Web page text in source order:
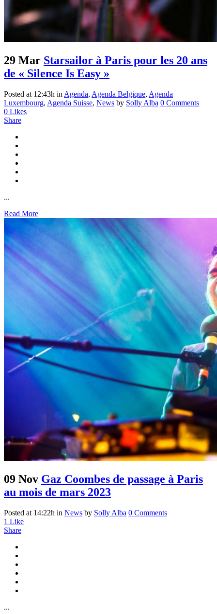
29 Mar Starsailor à Paris pour les 20 ans
de « Silence Is Easy »
Posted at 12:43h in Agenda, Agenda Belgique, Agenda
Luxembourg, Agenda Suisse, News by Solly Alba 0 Comments
0 Likes
Share
...
Read More
09 Nov Gaz Coombes de passage à Paris
au mois de mars 2023
Posted at 14:22h in News by Solly Alba 0 Comments
1 Like
Share
...